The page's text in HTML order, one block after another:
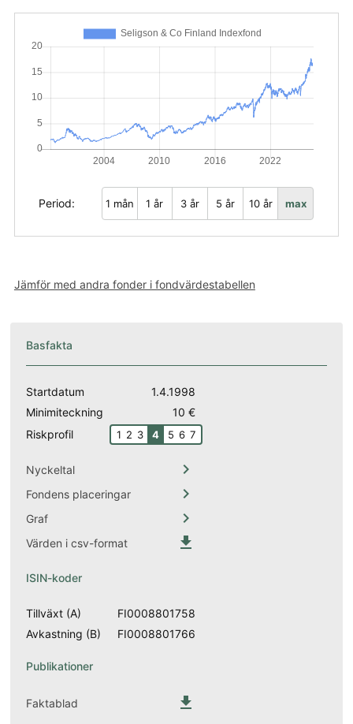
Period: 1 mån 1 år 3 år 5 år 10 år max
Jämför med andra fonder i fondvärdestabellen
Basfakta
Startdatum
1.4.1998
Minimiteckning
10 €
Riskprofil
1 2 3 4 5 6 7
Nyckeltal 
Fondens placeringar 
Graf 
Värden i csv-format 
ISIN-koder
Tillväxt (A)
FI0008801758
Avkastning (B)
FI0008801766
Publikationer
Faktablad 